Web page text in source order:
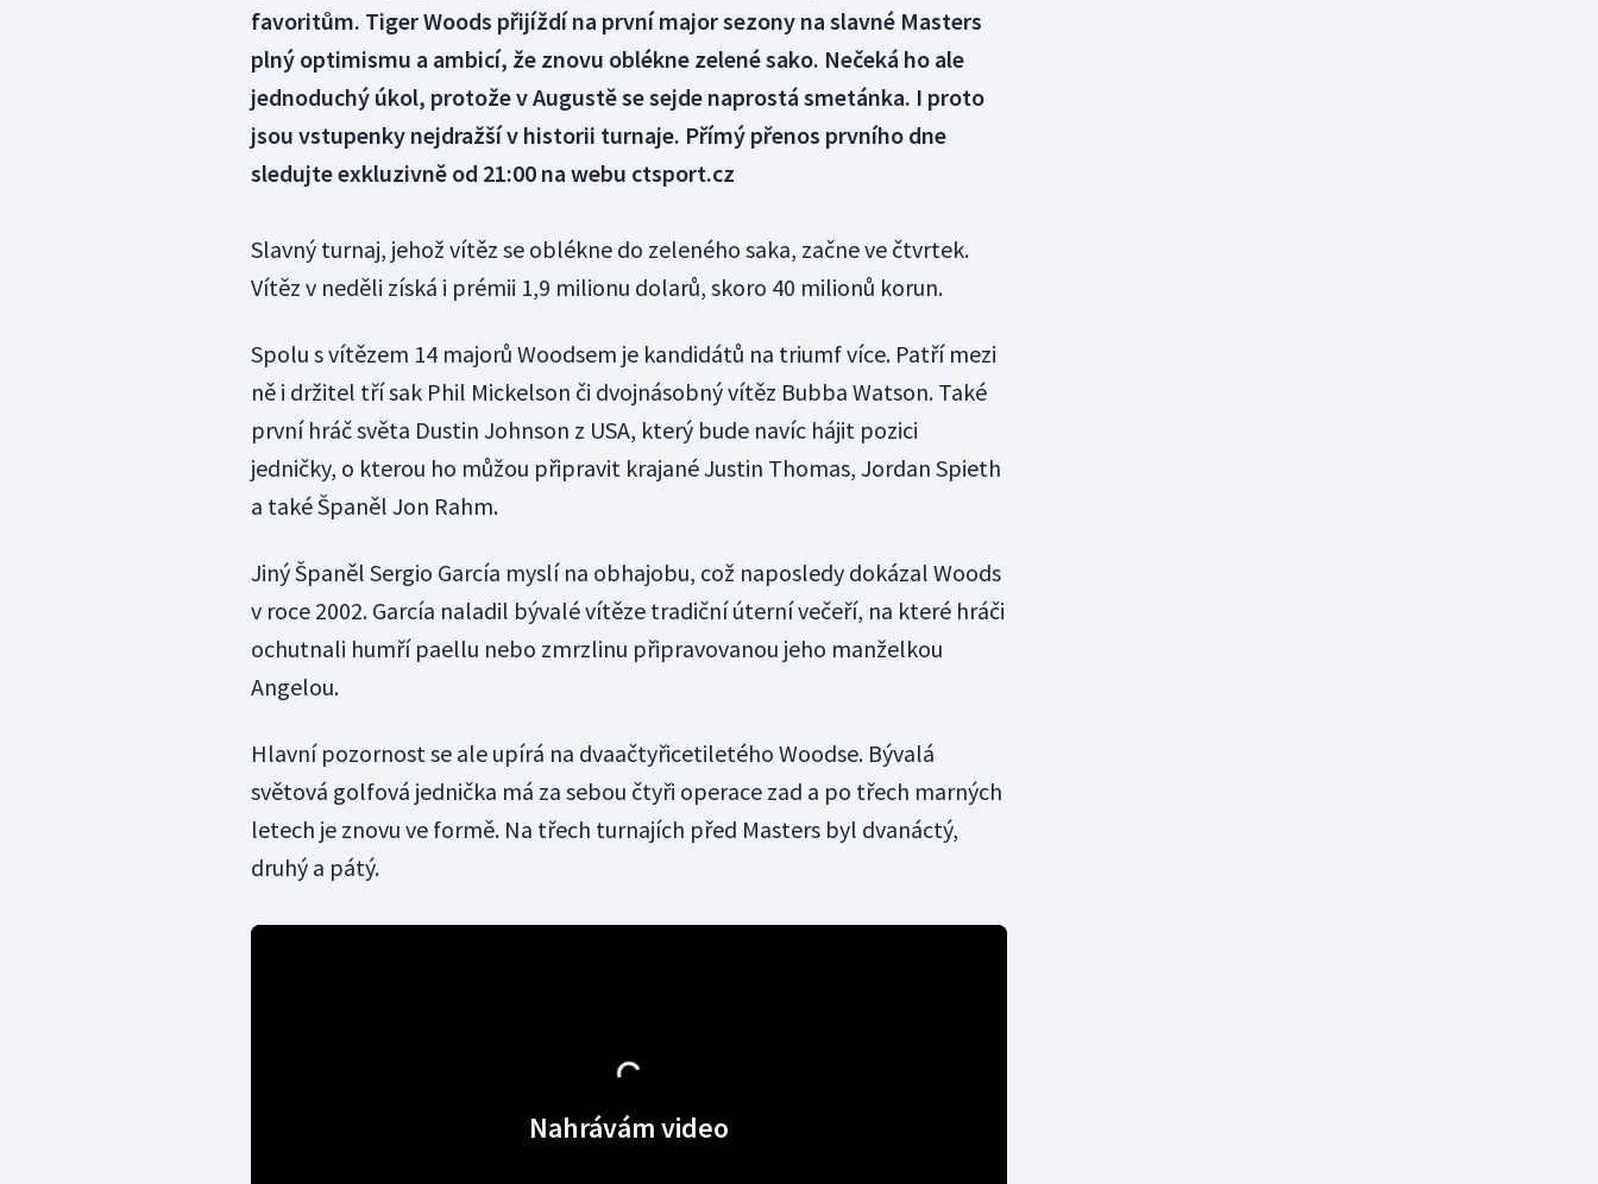
favoritům. Tiger Woods přijíždí na první major sezony na slavné Masters
plný optimismu a ambicí, že znovu oblékne zelené sako. Nečeká ho ale
jednoduchý úkol, protože v Augustě se sejde naprostá smetánka. I proto
jsou vstupenky nejdražší v historii turnaje. Přímý přenos prvního dne
sledujte exkluzivně od 21:00 na webu ctsport.cz
Slavný turnaj, jehož vítěz se oblékne do zeleného saka, začne ve čtvrtek.
Vítěz v neděli získá i prémii 1,9 milionu dolarů, skoro 40 milionů korun.
Spolu s vítězem 14 majorů Woodsem je kandidátů na triumf více. Patří mezi
ně i držitel tří sak Phil Mickelson či dvojnásobný vítěz Bubba Watson. Také
první hráč světa Dustin Johnson z USA, který bude navíc hájit pozici
jedničky, o kterou ho můžou připravit krajané Justin Thomas, Jordan Spieth
a také Španěl Jon Rahm.
Jiný Španěl Sergio García myslí na obhajobu, což naposledy dokázal Woods
v roce 2002. García naladil bývalé vítěze tradiční úterní večeří, na které hráči
ochutnali humří paellu nebo zmrzlinu připravovanou jeho manželkou
Angelou.
Hlavní pozornost se ale upírá na dvaačtyřicetiletého Woodse. Bývalá
světová golfová jednička má za sebou čtyři operace zad a po třech marných
letech je znovu ve formě. Na třech turnajích před Masters byl dvanáctý,
druhý a pátý.
Nahrávám video